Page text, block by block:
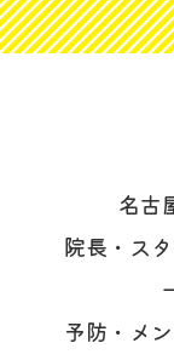
名古
院長・ス
予防・メ